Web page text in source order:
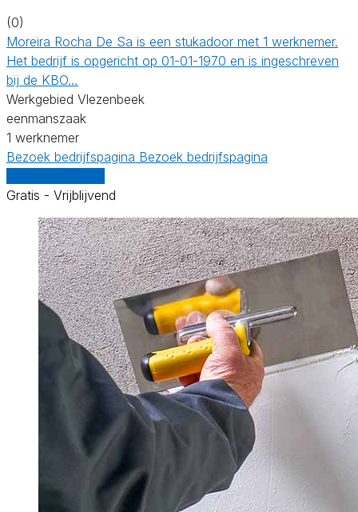
(0)
Moreira Rocha De Sa is een stukadoor met 1 werknemer.
Het bedrijf is opgericht op 01-01-1970 en is ingeschreven
bij de KBO…
Werkgebied Vlezenbeek
eenmanszaak
1 werknemer
Bezoek bedrijfspagina Bezoek bedrijfspagina
Gratis - Vrijblijvend